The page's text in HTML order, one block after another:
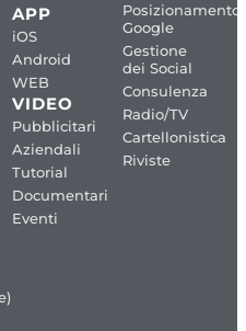
APP
iOS
Android
WEB
VIDEO
Pubblicitari
Aziendali
Tutorial
Documentari
Eventi
Posizionamento
Google
Gestione
dei Social
Consulenza
Radio/TV
Cartellonistica
Riviste